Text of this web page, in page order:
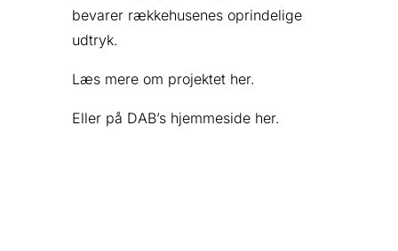
bevarer rækkehusenes oprindelige
udtryk.
Læs mere om projektet her.
Eller på DAB’s hjemmeside her.